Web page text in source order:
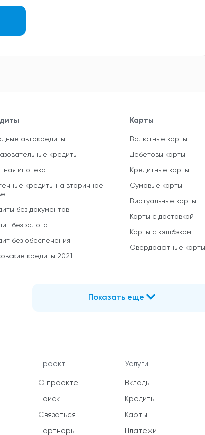
автокредиты
кредиты
ипотека
кредиты на вторичное
без документов
без залога
без обеспечения
кредиты 2021
Карты
Валютные карты
Дебетовы карты
Кредитные карты
Сумовые карты
Виртуальные карты
Карты с доставкой
Карты с кэшбэком
Овердрафтные карты
Показать еще
Проект
О проекте
Поиск
Связаться
Партнеры
Услуги
Вклады
Кредиты
Карты
Платежи